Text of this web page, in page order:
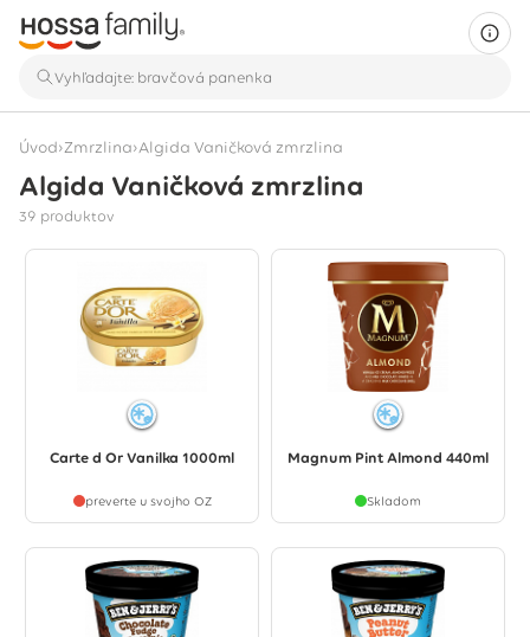
Úvod›Zmrzlina›Algida Vaničková zmrzlina
Algida Vaničková zmrzlina
39 produktov
Carte d Or Vanilka 1000ml
preverte u svojho OZ
Magnum Pint Almond 440ml
Skladom